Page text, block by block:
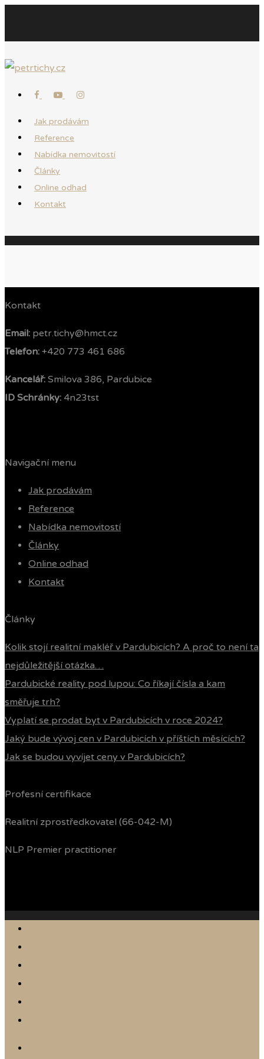
Jak prodávám
Reference
Nabídka nemovitostí
Články
Online odhad
Kontakt
Kontakt
Email: petr.tichy@hmct.cz
Telefon: ‭ +420 773 461 686‬
Kancelář: Smilova 386, Pardubice
ID Schránky: 4n23tst
Navigační menu
Jak prodávám
Reference
Nabídka nemovitostí
Články
Online odhad
Kontakt
Články
Kolik stojí realitní makléř v Pardubicích? A proč to není ta
nejdůležitější otázka…
Pardubické reality pod lupou: Co říkají čísla a kam
směřuje trh?
Vyplatí se prodat byt v Pardubicích v roce 2024?
Jaký bude vývoj cen v Pardubicích v příštích měsících?
Jak se budou vyvíjet ceny v Pardubicích?
Profesní certifikace
Realitní zprostředkovatel (66-042-M)
NLP Premier practitioner